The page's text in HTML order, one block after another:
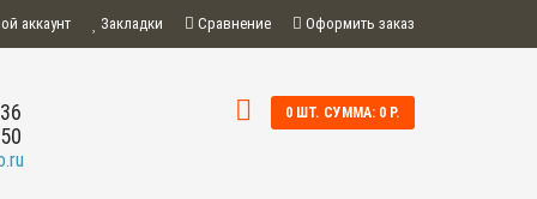
аккаунт Закладки Сравнение Оформить заказ
0 ШТ. СУММА: 0 Р.